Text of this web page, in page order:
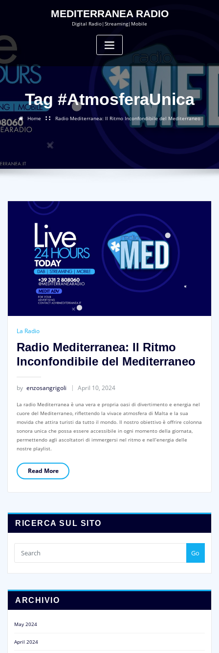
MEDITERRANEA RADIO
Digital Radio|Streaming|Mobile
Tag #AtmosferaUnica
Home Radio Mediterranea: Il Ritmo Inconfondibile del Mediterraneo
La Radio
Radio Mediterranea: Il Ritmo
Inconfondibile del Mediterraneo
by enzosangrigoli April 10, 2024
La radio Mediterranea è una vera e propria oasi di divertimento e energia nel
cuore del Mediterraneo, riflettendo la vivace atmosfera di Malta e la sua
movida che attira turisti da tutto il mondo. Il nostro obiettivo è offrire colonna
sonora unica che possa essere accessibile in ogni momento della giornata,
permettendo agli ascoltatori di immergersi nel ritmo e nell’energia delle
nostre playlist.
Read More
RICERCA SUL SITO
Go
ARCHIVIO
May 2024
April 2024